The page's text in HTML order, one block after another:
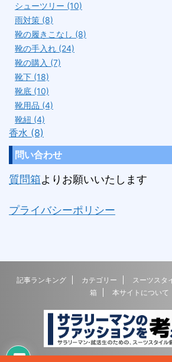
シューツリー (10)
雨対策 (8)
靴の履きこなし (8)
靴の手入れ (24)
靴の購入 (7)
靴下 (18)
靴底 (10)
靴用品 (4)
靴紐 (4)
香水 (8)
問い合わせ
質問箱よりお願いいたします
プライバシーポリシー
記事ランキング カテゴリー スーツスタ
箱
本サイトについて